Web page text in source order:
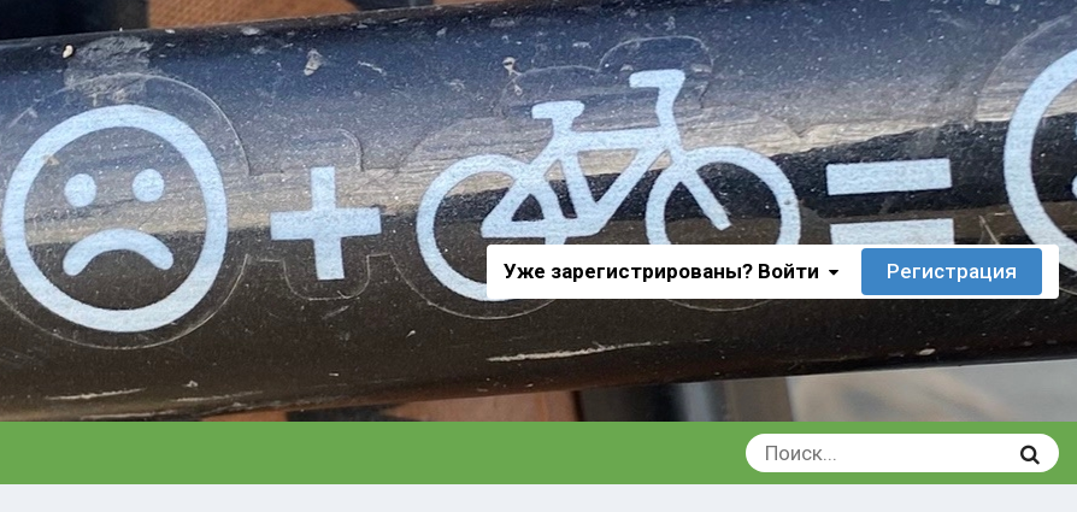
Уже зарегистрированы? Войти Регистрация